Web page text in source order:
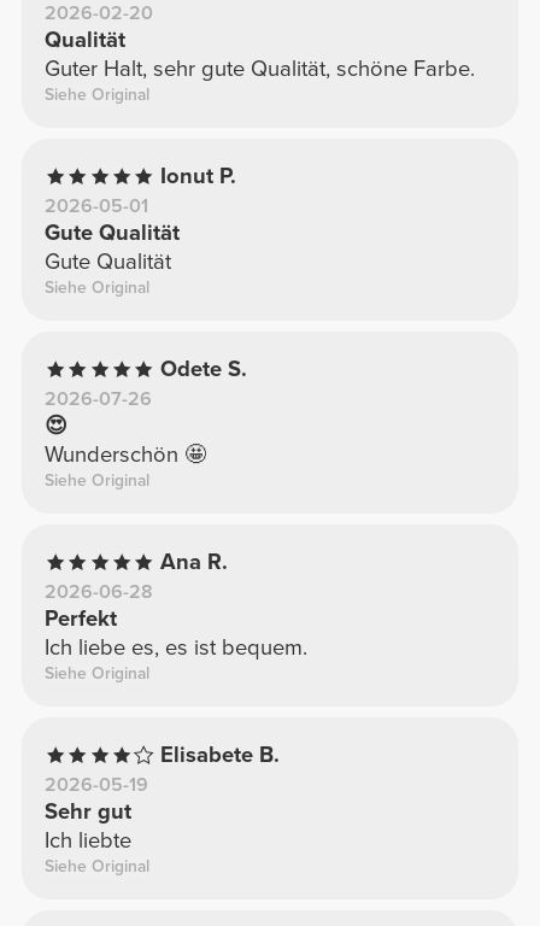
2026-02-20
Qualität
Guter Halt, sehr gute Qualität, schöne Farbe.
Siehe Original
Ionut P.
2026-05-01
Gute Qualität
Gute Qualität
Siehe Original
Odete S.
2026-07-26
😍
Wunderschön 🤩
Siehe Original
Ana R.
2026-06-28
Perfekt
Ich liebe es, es ist bequem.
Siehe Original
Elisabete B.
2026-05-19
Sehr gut
Ich liebte
Siehe Original